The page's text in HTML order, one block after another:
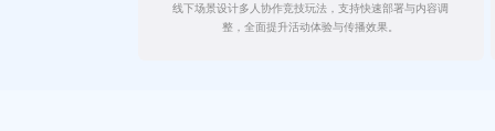
线下场景设计多人协作竞技玩法，支持快速部署与内容调
整，全面提升活动体验与传播效果。